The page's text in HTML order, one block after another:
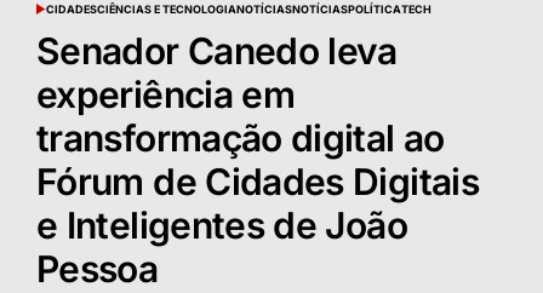
POSTED
CIDADESCIÊNCIAS E TECNOLOGIANOTÍCIASNOTÍCIASPOLÍTICATECH
Senador Canedo leva
experiência em
transformação digital ao
Fórum de Cidades Digitais
e Inteligentes de João
Pessoa